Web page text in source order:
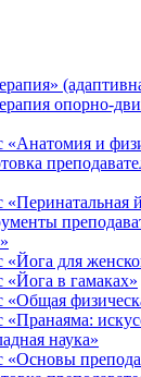
опорно-
«Анатомия и
для
в гамаках»
наука»
«Основы